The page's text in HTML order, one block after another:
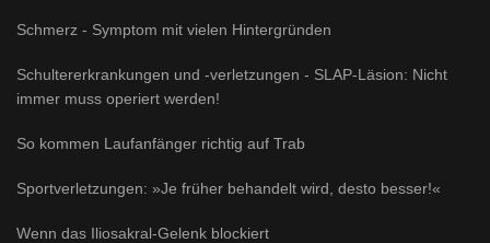
Schmerz - Symptom mit vielen Hintergründen
Schultererkrankungen und -verletzungen - SLAP-Läsion: Nicht
immer muss operiert werden!
So kommen Laufanfänger richtig auf Trab
Sportverletzungen: »Je früher behandelt wird, desto besser!«
Wenn das Iliosakral-Gelenk blockiert